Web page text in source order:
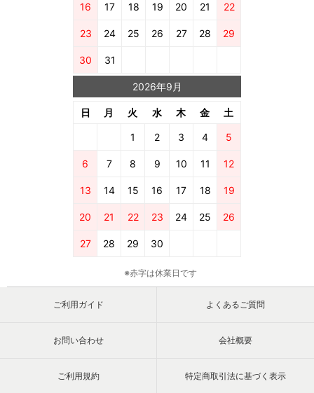
16 17 18 19 20 21 22
23 24 25 26 27 28 29
30 31
2026年9月
日 月 火 水 木 金 土
1 2 3 4 5
6 7 8 9 10 11 12
13 14 15 16 17 18 19
20 21 22 23 24 25 26
27 28 29 30
※赤字は休業日です
ご利用ガイド よくあるご質問
お問い合わせ 会社概要
ご利用規約 特定商取引法に基づく表示